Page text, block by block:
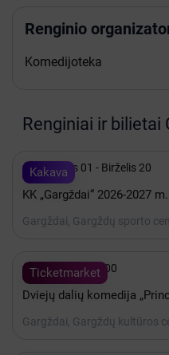
Renginio
Komedijoteka
Renginiai ir bilietai
Kakava
 Rugsėjis 01 - Birželis 20
KK „Gargždai“ 2026-2027
Gargždai, Gargždų sporto
Ticketmarket
 Spalis 01 - 18:00
Dviejų dalių komedija
Gargždai, Gargždų kultūros